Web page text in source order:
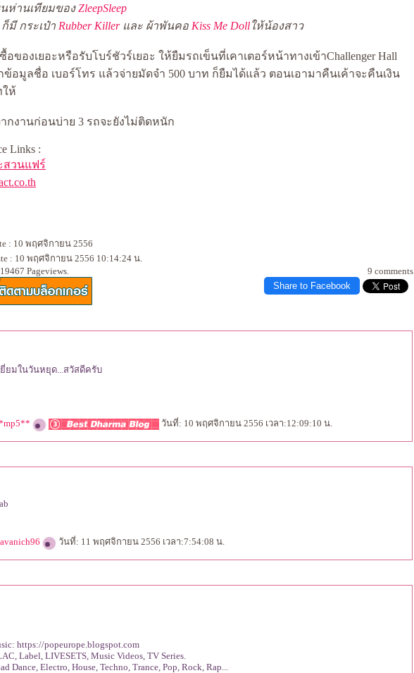
ห่านเทียมของZleepSleep
ก็มี กระเป๋า Rubber Killerละ ผ้าพันคอ Kiss Me Dollห้น้องสาว
อของเยอะหรือรับโบร์ชัวร์เยอะ ให้ยืมรถเข็นที่เคาเตอร์หน้าทางเข้าChallenger Hall
อมูลชื่อ เบอร์โทร แล้วจ่ายมัดจำ 500 บาท ก็ยืมได้แล้ว ตอนเอามาคืนเค้าจะคืนเงิน
ให้
กงานก่อนบ่าย 3 รถจะยังไม่ติดหนัก
Links :
สวนแฟร์
: 10 พฤศจิกายน 2556
: 10 พฤศจิกายน 2556 10:14:24 น.
9 comments
Pageviews.
Share to Facebook
ยมในวันหยุด...สวัสดีครับ
วันที่: 10 พฤศจิกายน 2556 เวลา:12:09:10 น.
วันที่: 11 พฤศจิกายน 2556 เวลา:7:54:08 น.
https://popeurope.blogspot.com
Label, LIVESETS, Music Videos, TV Series.
Dance, Electro, House, Techno, Trance, Pop, Rock, Rap...